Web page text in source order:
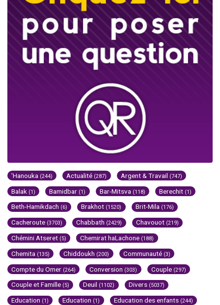
'Hanouka (244) Actualité (287) Argent & Travail (747)
Balak (1) Bamidbar (1) Bar-Mitsva (118) Berechit (1)
Beth-Hamikdach (6) Brakhot (1520) Brit-Mila (176)
Cacheroute (3703) Chabbath (2429) Chavouot (219)
Chémini Atseret (5) Chemirat haLachone (188)
Chemita (135) Chiddoukh (200) Communauté (3)
Compte du Omer (264) Conversion (303) Couple (297)
Couple et Famille (5) Deuil (1102) Divers (5037)
Education (1) Education (1) Education des enfants (244)